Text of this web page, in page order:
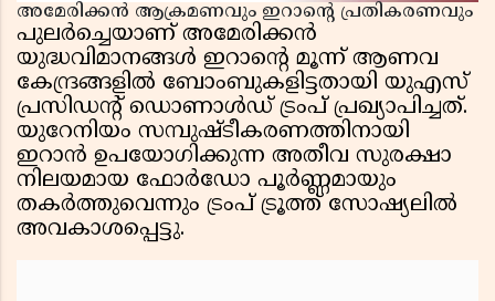
അമേരിക്കൻ ആക്രമണവും ഇറാന്റെ പ്രതികരണവും
പുലർച്ചെയാണ് അമേരിക്കൻ
യുദ്ധവിമാനങ്ങൾ ഇറാന്റെ മൂന്ന് ആണവ
കേന്ദ്രങ്ങളിൽ ബോംബുകളിട്ടതായി യുഎസ്
പ്രസിഡന്റ് ഡൊണാൾഡ് ട്രംപ് പ്രഖ്യാപിച്ചത്.
യുറേനിയം സമ്പുഷ്ടീകരണത്തിനായി
ഇറാൻ ഉപയോഗിക്കുന്ന അതീവ സുരക്ഷാ
നിലയമായ ഫോർഡോ പൂർണ്ണമായും
തകർത്തുവെന്നും ട്രംപ് ട്രൂത്ത് സോഷ്യലിൽ
അവകാശപ്പെട്ടു.